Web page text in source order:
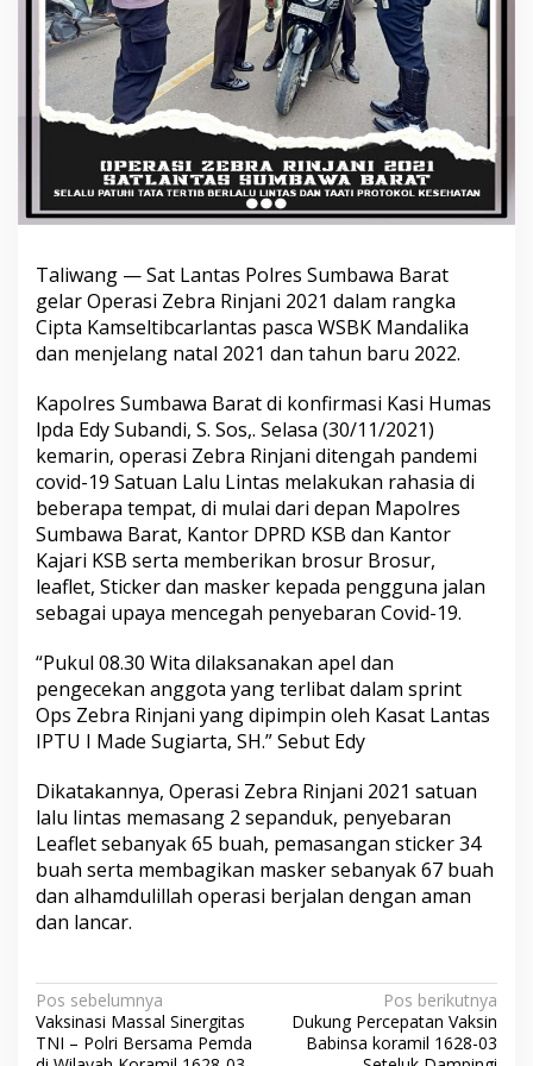
Taliwang — Sat Lantas Polres Sumbawa Barat
gelar Operasi Zebra Rinjani 2021 dalam rangka
Cipta Kamseltibcarlantas pasca WSBK Mandalika
dan menjelang natal 2021 dan tahun baru 2022.
Kapolres Sumbawa Barat di konfirmasi Kasi Humas
lpda Edy Subandi, S. Sos,. Selasa (30/11/2021)
kemarin, operasi Zebra Rinjani ditengah pandemi
covid-19 Satuan Lalu Lintas melakukan rahasia di
beberapa tempat, di mulai dari depan Mapolres
Sumbawa Barat, Kantor DPRD KSB dan Kantor
Kajari KSB serta memberikan brosur Brosur,
leaflet, Sticker dan masker kepada pengguna jalan
sebagai upaya mencegah penyebaran Covid-19.
“Pukul 08.30 Wita dilaksanakan apel dan
pengecekan anggota yang terlibat dalam sprint
Ops Zebra Rinjani yang dipimpin oleh Kasat Lantas
IPTU I Made Sugiarta, SH.” Sebut Edy
Dikatakannya, Operasi Zebra Rinjani 2021 satuan
lalu lintas memasang 2 sepanduk, penyebaran
Leaflet sebanyak 65 buah, pemasangan sticker 34
buah serta membagikan masker sebanyak 67 buah
dan alhamdulillah operasi berjalan dengan aman
dan lancar.
N
a
Pos sebelumnya
Vaksinasi Massal Sinergitas
TNI – Polri Bersama Pemda
Pos berikutnya
Dukung Percepatan Vaksin
Babinsa koramil 1628-03